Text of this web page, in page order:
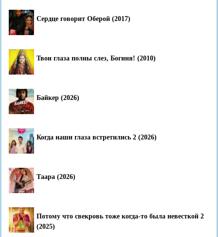
Сердце говорит Оберой (2017)
Твои глаза полны слез, Богиня! (2010)
Байкер (2026)
Когда наши глаза встретились 2 (2026)
Таара (2026)
Потому что свекровь тоже когда-то была невесткой 2
(2025)